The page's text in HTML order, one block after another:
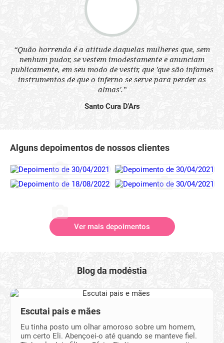
“Quão horrenda é a atitude daquelas mulheres que, sem
nenhum pudor, se vestem imodestamente e anunciam
publicamente, em seu modo de vestir, que 'que são infames
instrumentos de que o inferno se serve para perder as
almas'.”
Santo Cura D'Ars
Alguns depoimentos de nossos clientes
Ver mais depoimentos
Blog da modéstia
Escutai pais e mães
Eu tinha posto um olhar amoroso sobre um homem,
um certo Eli. Abençoei-o até quando se manteve fiel.